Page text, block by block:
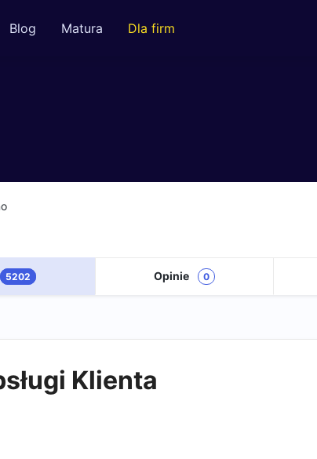
Blog Matura Dla firm
5202 Opinie 0
Klienta